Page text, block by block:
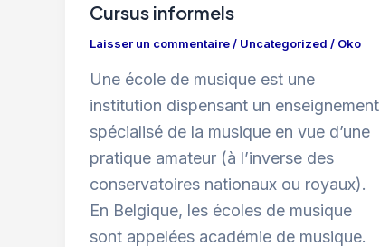
Cursus informels
Laisser un commentaire/ Uncategorized / Oko
Une école de musique est une
institution dispensant un enseignement
spécialisé de la musique en vue d’une
pratique amateur (à l’inverse des
conservatoires nationaux ou royaux).
En Belgique, les écoles de musique
sont appelées académie de musique.